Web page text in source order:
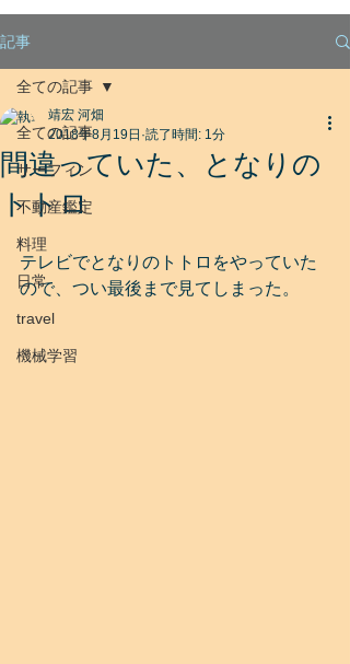
記事
全ての記事
サーフィン
不動産鑑定
料理
日常
travel
機械学習
全ての記事
間違っていた、となりの
トトロ
靖宏 河畑
2018年8月19日 読了時間: 1分
テレビでとなりのトトロをやっていた
ので、つい最後まで見てしまった。